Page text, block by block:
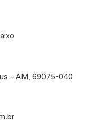
– AM, 69075-040